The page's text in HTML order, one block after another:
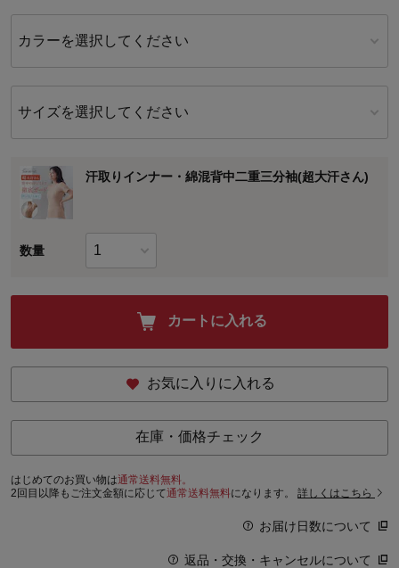
カラーを選択してください
サイズを選択してください
汗取りインナー・綿混背中二重三分袖(超大汗さん)
数量
カートに入れる
お気に入りに入れる
在庫・価格チェック
はじめてのお買い物は通常送料無料。
2回目以降もご注文金額に応じて通常送料無料になります。 詳しくはこちら
お届け日数について
返品・交換・キャンセルについて